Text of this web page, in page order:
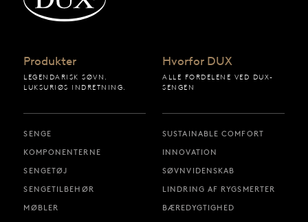
Produkter
LEGENDARISK SØVN.
LUKSURIØS INDRETNING.
SENGE
KOMPONENTERNE
SENGETØJ
SENGETILBEHØR
MØBLER
Hvorfor DUX
ALLE FORDELENE VED DUX-
SENGEN
SUSTAINABLE COMFORT
INNOVATION
SØVNVIDENSKAB
LINDRING AF RYGSMERTER
BÆREDYGTIGHED